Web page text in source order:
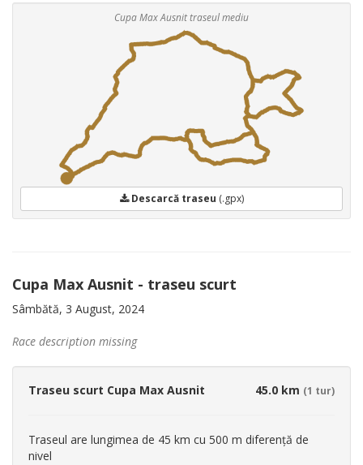
Cupa Max Ausnit traseul mediu
Descarcă traseu (.gpx)
Cupa Max Ausnit - traseu scurt
Sâmbătă, 3 August, 2024
Race description missing
Traseu scurt Cupa Max Ausnit 45.0 km (1 tur)
Traseul are lungimea de 45 km cu 500 m diferență de
nivel